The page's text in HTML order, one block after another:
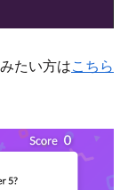
たい方はこちら